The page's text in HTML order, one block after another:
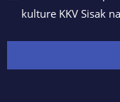
kulture KKV Sisak